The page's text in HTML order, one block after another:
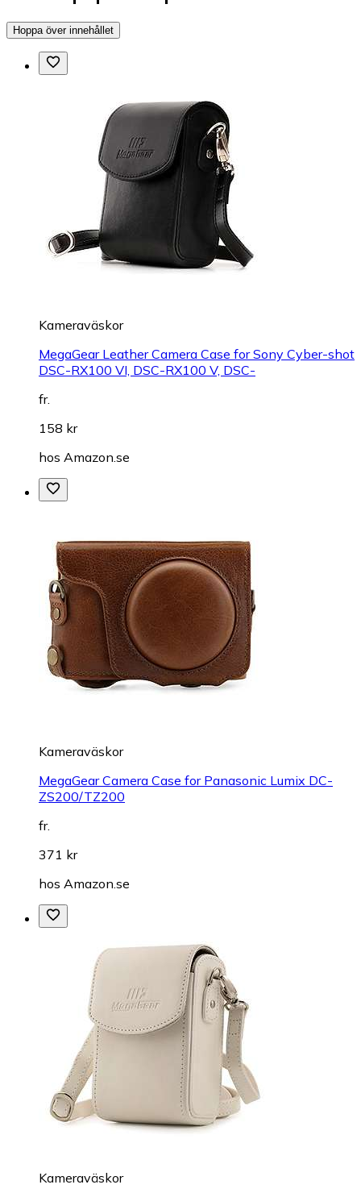
Hoppa över innehållet
Kameraväskor
MegaGear Leather Camera Case for Sony Cyber-shot
DSC-RX100 VI, DSC-RX100 V, DSC-
fr.
158 kr
hos Amazon.se
Kameraväskor
MegaGear Camera Case for Panasonic Lumix DC-
ZS200/TZ200
fr.
371 kr
hos Amazon.se
Kameraväskor